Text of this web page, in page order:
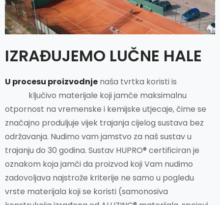
IZRAĐUJEMO LUČNE HALE
U procesu proizvodnje naša tvrtka koristi is
ključivo materijale koji jamče maksimalnu
otpornost na vremenske i kemijske utjecaje, čime se
značajno produljuje vijek trajanja cijelog sustava bez
održavanja. Nudimo vam jamstvo za naš sustav u
trajanju do 30 godina. Sustav HUPRO® certificiran je
oznakom koja jamči da proizvod koji Vam nudimo
zadovoljava najstrože kriterije ne samo u pogledu
vrste materijala koji se koristi (samonosiva